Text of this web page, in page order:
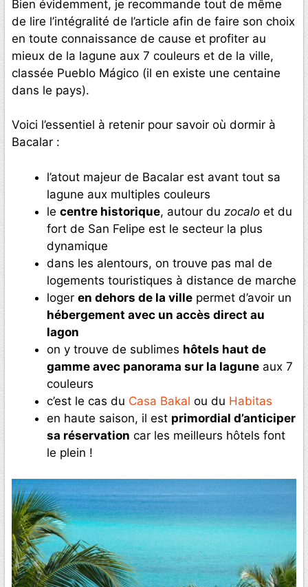
Bien évidemment, je recommande tout de même
de lire l’intégralité de l’article afin de faire son choix
en toute connaissance de cause et profiter au
mieux de la lagune aux 7 couleurs et de la ville,
classée Pueblo Mágico (il en existe une centaine
dans le pays).
Voici l’essentiel à retenir pour savoir où dormir à
Bacalar :
l’atout majeur de Bacalar est avant tout sa
lagune aux multiples couleurs
le centre historique, autour du zocalo et du
fort de San Felipe est le secteur la plus
dynamique
dans les alentours, on trouve pas mal de
logements touristiques à distance de marche
loger en dehors de la ville permet d’avoir un
hébergement avec un accès direct au
lagon
on y trouve de sublimes hôtels haut de
gamme avec panorama sur la lagune aux 7
couleurs
c’est le cas du Casa Bakal ou du Habitas
en haute saison, il est primordial d’anticiper
sa réservation car les meilleurs hôtels font
le plein !